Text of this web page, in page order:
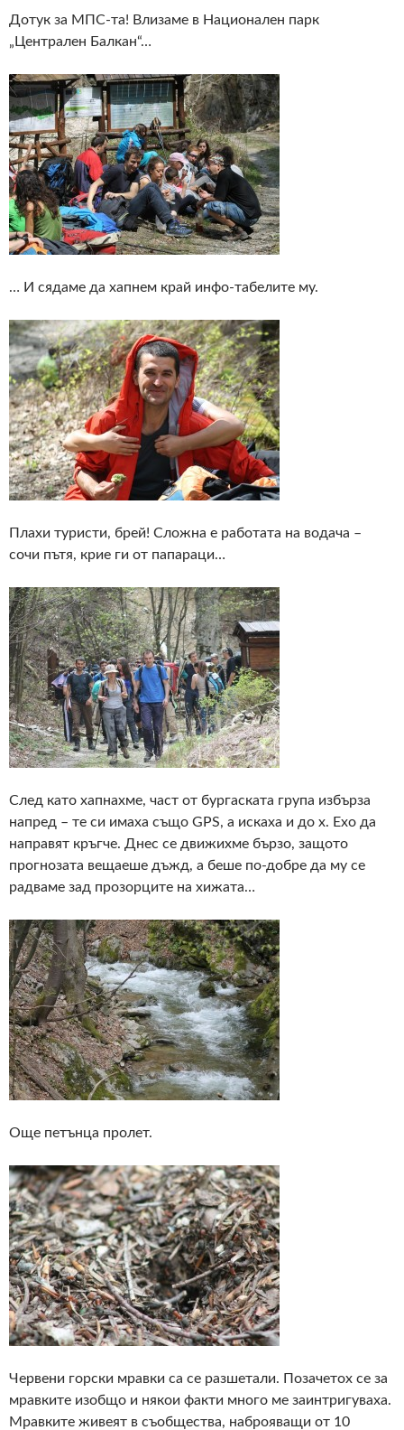
Дотук за МПС-та! Влизаме в Национален парк
„Централен Балкан“…
… И сядаме да хапнем край инфо-табелите му.
Плахи туристи, брей! Сложна е работата на водача –
сочи пътя, крие ги от папараци…
След като хапнахме, част от бургаската група избърза
напред – те си имаха също GPS, а искаха и до х. Ехо да
направят кръгче. Днес се движихме бързо, защото
прогнозата вещаеше дъжд, а беше по-добре да му се
радваме зад прозорците на хижата…
Още петънца пролет.
Червени горски мравки са се разшетали. Позачетох се за
мравките изобщо и някои факти много ме заинтригуваха.
Мравките живеят в съобщества, наброяващи от 10